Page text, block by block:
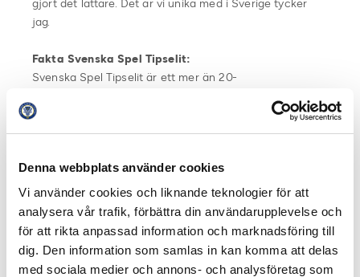
Denna webbplats använder cookies
Vi använder cookies och liknande teknologier för att
analysera vår trafik, förbättra din användarupplevelse och
för att rikta anpassad information och marknadsföring till
dig. Den information som samlas in kan komma att delas
med sociala medier och annons- och analysföretag som
gjort det lättare. Det är vi unika med i Sverige tycker
jag.
Fakta Svenska Spel Tipselit:
Svenska Spel Tipselit är ett mer än 20-
Elitfotboll, Elitfotboll Dam, Svenska Fotbollförbundet och
Svenska Spel, fotbollens huvudsponsor, med syfte att
målmedveten satsning på unga talanger.
Läs mer påtipselit.se
Dela på Facebook Dela på Twitter